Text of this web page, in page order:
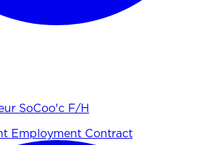
SoCoo'c F/H
Employment Contract